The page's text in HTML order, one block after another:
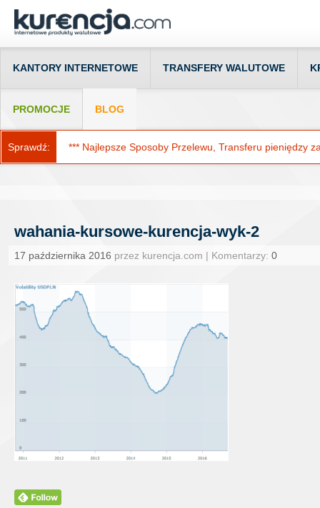
KANTORY INTERNETOWE TRANSFERY WALUTOWE
PROMOCJE BLOG
Sprawdź: *** Najlepsze Sposoby Przelewu, Transferu pieniędzy
wahania-kursowe-kurencja-wyk-2
17 października 2016 przez kurencja.com | Komentarzy: 0